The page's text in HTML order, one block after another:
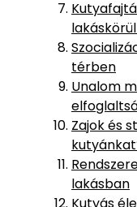
térben
Unalom
Zajok és
lakásban